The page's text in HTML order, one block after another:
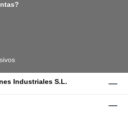
Industriales S.L.